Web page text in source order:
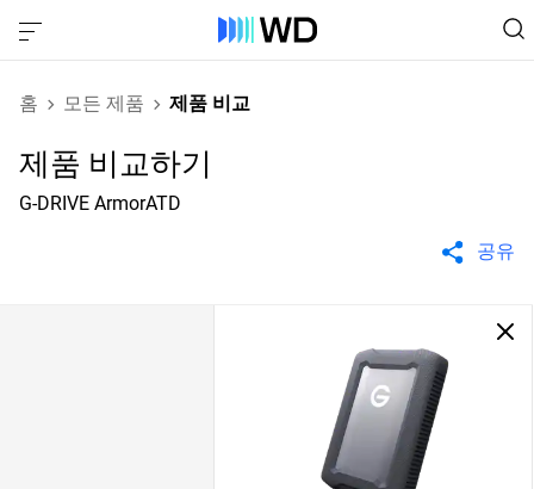
홈 모든 제품 제품 비교
제품 비교하기
G-DRIVE ArmorATD
공유